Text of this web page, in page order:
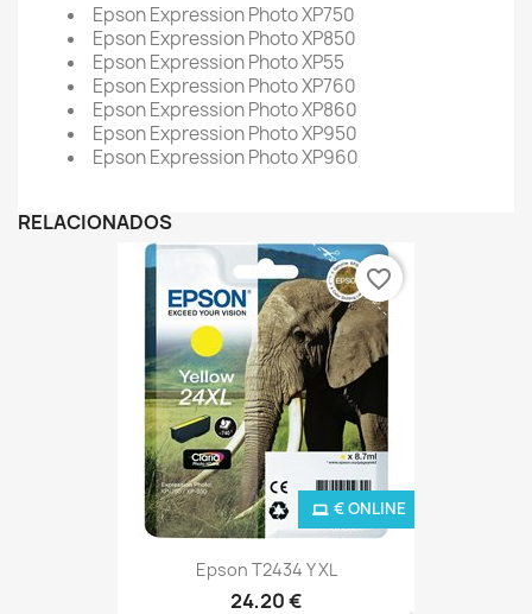
Epson Expression Photo XP750
Epson Expression Photo XP850
Epson Expression Photo XP55
Epson Expression Photo XP760
Epson Expression Photo XP860
Epson Expression Photo XP950
Epson Expression Photo XP960
RELACIONADOS
Epson T2434 Y XL
24,20 €
€ ONLINE
favorite_border